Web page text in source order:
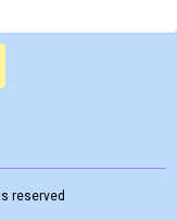
reserved